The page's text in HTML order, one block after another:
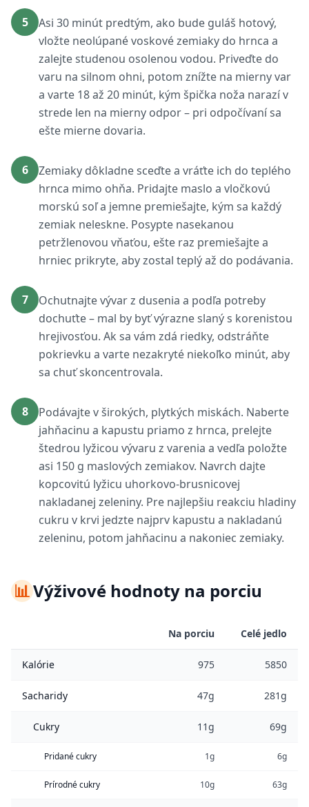
5
Asi 30 minút predtým, ako bude guláš hotový,
vložte neolúpané voskové zemiaky do hrnca a
zalejte studenou osolenou vodou. Priveďte do
varu na silnom ohni, potom znížte na mierny var
a varte 18 až 20 minút, kým špička noža narazí v
strede len na mierny odpor – pri odpočívaní sa
ešte mierne dovaria.
6
Zemiaky dôkladne sceďte a vráťte ich do teplého
hrnca mimo ohňa. Pridajte maslo a vločkovú
morskú soľ a jemne premiešajte, kým sa každý
zemiak neleskne. Posypte nasekanou
petržlenovou vňaťou, ešte raz premiešajte a
hrniec prikryte, aby zostal teplý až do podávania.
7
Ochutnajte vývar z dusenia a podľa potreby
dochuťte – mal by byť výrazne slaný s korenistou
hrejivosťou. Ak sa vám zdá riedky, odstráňte
pokrievku a varte nezakryté niekoľko minút, aby
sa chuť skoncentrovala.
8
Podávajte v širokých, plytkých miskách. Naberte
jahňacinu a kapustu priamo z hrnca, prelejte
štedrou lyžicou vývaru z varenia a vedľa položte
asi 150 g maslových zemiakov. Navrch dajte
kopcovitú lyžicu uhorkovo-brusnicovej
nakladanej zeleniny. Pre najlepšiu reakciu hladiny
cukru v krvi jedzte najprv kapustu a nakladanú
zeleninu, potom jahňacinu a nakoniec zemiaky.
📊Výživové hodnoty na porciu
Na porciu Celé jedlo
Kalórie 975 5850
Sacharidy 47g 281g
Cukry 11g 69g
Pridané cukry 1g 6g
Prírodné cukry 10g 63g